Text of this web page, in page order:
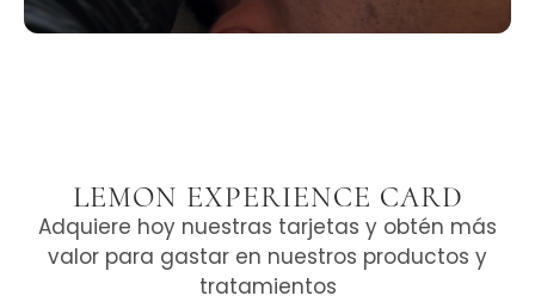
Lifting Facial sin Cirugía
Rejuvenecimiento de Manos
Mesoterapia Capilar + PRP
Peeling Médico Profundo Fenol
Sueroterapia + NAD
LEMON EXPERIENCE CARD
Adquiere hoy nuestras tarjetas y obtén más
valor para gastar en nuestros productos y
tratamientos